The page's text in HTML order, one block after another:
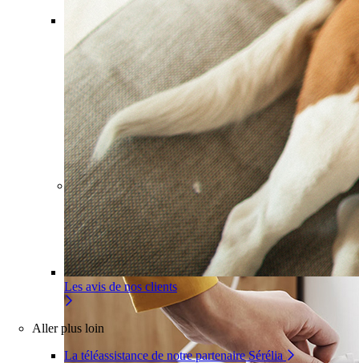
Comment ça marche ?
Les avis de nos clients
Aller plus loin
La téléassistance de notre partenaire Sérélia
Pour un appartement Une installation adaptée à votre
intérieur